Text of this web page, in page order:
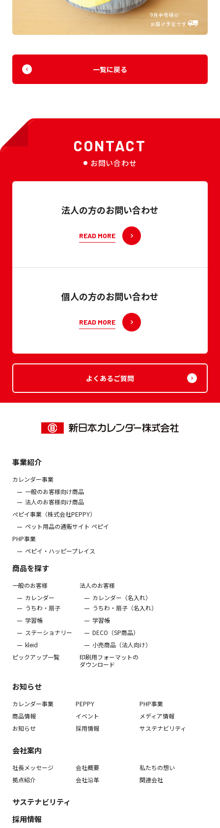
一覧に戻る
CONTACT
お問い合わせ
法人の方のお問い合わせ
READ MORE
個人の方のお問い合わせ
READ MORE
よくあるご質問
事業紹介
カレンダー事業
一般のお客様向け商品
法人のお客様向け商品
ぺピイ事業（株式会社PEPPY）
ペット用品の通販サイト ペピイ
PHP事業
ペピイ・ハッピープレイス
商品を探す
一般のお客様
カレンダー
うちわ・扇子
学習帳
ステーショナリー
kleid
ピックアップ一覧
法人のお客様
カレンダー（名入れ）
うちわ・扇子（名入れ）
学習帳
DECO（SP商品）
小売商品（法人向け）
印刷用フォーマットの
ダウンロード
お知らせ
カレンダー事業 PEPPY
PHP事業
商品情報
イベント
メディア情報
お知らせ
採用情報 サステナビリティ
会社案内
社長メッセージ 会社概要
私たちの想い
拠点紹介
会社沿革 関連会社
サステナビリティ
採用情報